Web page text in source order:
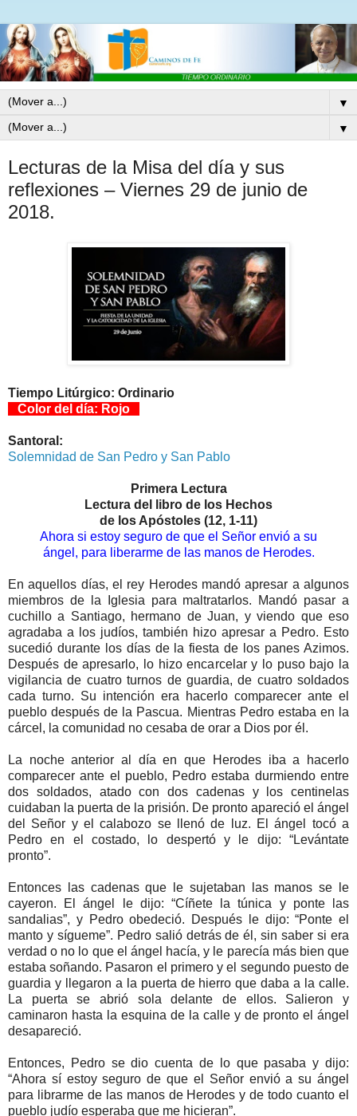
▼
▼
Lecturas de la Misa del día y sus
reflexiones – Viernes 29 de junio de
2018.
Tiempo Litúrgico: Ordinario
Color del día: Rojo
Santoral:
Solemnidad de San Pedro y San Pablo
Primera Lectura
Lectura del libro de los Hechos
de los Apóstoles (12, 1-11)
Ahora si estoy seguro de que el Señor envió a su
ángel, para liberarme de las manos de Herodes.
En aquellos días, el rey Herodes mandó apresar a algunos
miembros de la Iglesia para maltratarlos. Mandó pasar a
cuchillo a Santiago, hermano de Juan, y viendo que eso
agradaba a los judíos, también hizo apresar a Pedro. Esto
sucedió durante los días de la fiesta de los panes Azimos.
Después de apresarlo, lo hizo encarcelar y lo puso bajo la
vigilancia de cuatro turnos de guardia, de cuatro soldados
cada turno. Su intención era hacerlo comparecer ante el
pueblo después de la Pascua. Mientras Pedro estaba en la
cárcel, la comunidad no cesaba de orar a Dios por él.
La noche anterior al día en que Herodes iba a hacerlo
comparecer ante el pueblo, Pedro estaba durmiendo entre
dos soldados, atado con dos cadenas y los centinelas
cuidaban la puerta de la prisión. De pronto apareció el ángel
del Señor y el calabozo se llenó de luz. El ángel tocó a
Pedro en el costado, lo despertó y le dijo: “Levántate
pronto”.
Entonces las cadenas que le sujetaban las manos se le
cayeron. El ángel le dijo: “Cíñete la túnica y ponte las
sandalias”, y Pedro obedeció. Después le dijo: “Ponte el
manto y sígueme”. Pedro salió detrás de él, sin saber si era
verdad o no lo que el ángel hacía, y le parecía más bien que
estaba soñando. Pasaron el primero y el segundo puesto de
guardia y llegaron a la puerta de hierro que daba a la calle.
La puerta se abrió sola delante de ellos. Salieron y
caminaron hasta la esquina de la calle y de pronto el ángel
desapareció.
Entonces, Pedro se dio cuenta de lo que pasaba y dijo:
“Ahora sí estoy seguro de que el Señor envió a su ángel
para librarme de las manos de Herodes y de todo cuanto el
pueblo judío esperaba que me hicieran”.